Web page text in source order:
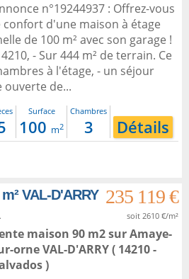
n°19244937 : Offrez-vous
confort d'une maison à étage
de 100 m² avec son garage !
- Sur 444 m² de terrain. Ce
à l'étage, - un séjour
ouverte de...
Surface
100 m2
Chambres
3 Détails
VAL-D'ARRY 235 119 €
soit 2610 €/m²
maison 90 m2surAmaye-
orneVAL-D'ARRY ( 14210 -
)